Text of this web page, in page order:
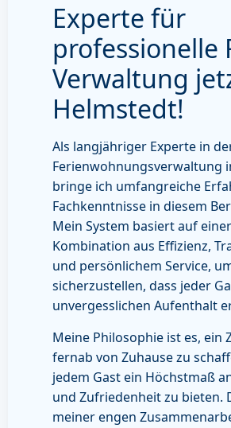
Experte für
professionelle
Verwaltung
Helmstedt!
Als langjähriger Experte in
Ferienwohnungsverwaltung
bringe ich umfangreiche
Fachkenntnisse in diesem
Mein System basiert auf einer
Kombination aus Effizienz,
und persönlichem Service,
sicherzustellen, dass jeder
unvergesslichen Aufenthalt
Meine Philosophie ist es, ein
fernab von Zuhause zu
jedem Gast ein Höchstmaß
und Zufriedenheit zu bieten.
meiner engen